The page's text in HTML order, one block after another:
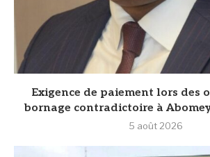
Exigence de paiement lors des
bornage contradictoire à
5 août 2026